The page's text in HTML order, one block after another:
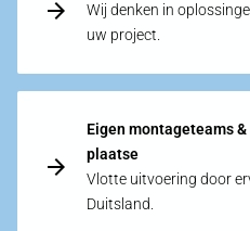
Wij denken in
uw project.
Eigen montageteams
plaatse
Vlotte uitvoering door
Duitsland.